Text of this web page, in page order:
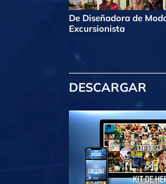
De Diseñadora de
Excursionista
DESCARGAR